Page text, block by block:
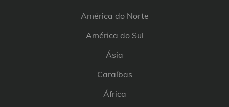
América do Norte
América do Sul
Ásia
Caraíbas
África